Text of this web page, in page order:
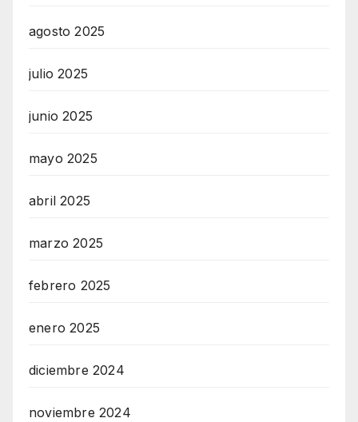
agosto 2025
julio 2025
junio 2025
mayo 2025
abril 2025
marzo 2025
febrero 2025
enero 2025
diciembre 2024
noviembre 2024